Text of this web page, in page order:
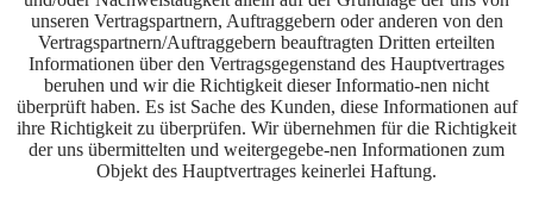
unseren Vertragspartnern, Auftraggebern oder anderen von den
Vertragspartnern/Auftraggebern beauftragten Dritten erteilten
Informationen über den Vertragsgegenstand des Hauptvertrages
beruhen und wir die Richtigkeit dieser Informatio-nen nicht
überprüft haben. Es ist Sache des Kunden, diese Informationen auf
ihre Richtigkeit zu überprüfen. Wir übernehmen für die Richtigkeit
der uns übermittelten und weitergegebe-nen Informationen zum
Objekt des Hauptvertrages keinerlei Haftung.